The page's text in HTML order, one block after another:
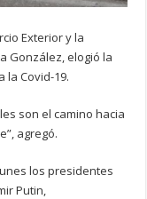
Exterior y la
González, elogió la
la Covid-19.
son el camino hacia
agregó.
los presidentes
Putin,